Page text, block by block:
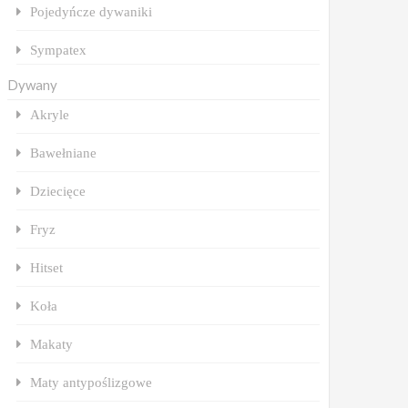
Pojedyńcze dywaniki
Sympatex
Dywany
Akryle
Bawełniane
Dziecięce
Fryz
Hitset
Koła
Makaty
Maty antypoślizgowe